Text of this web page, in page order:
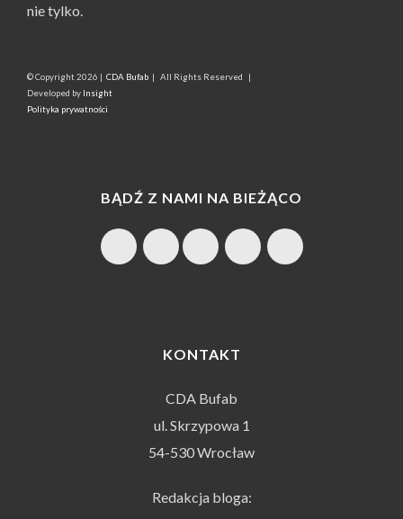
nie tylko.
© Copyright2026 | CDA Bufab | All Rights Reserved |
Developed by Insight
Polityka prywatności
BĄDŹ Z NAMI NA BIEŻĄCO
KONTAKT
CDA Bufab
ul. Skrzypowa 1
54-530 Wrocław
Redakcja bloga: